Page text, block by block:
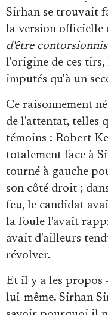
Sirhan se trouvait
la version officielle
d'être
l'origine de ces
imputés qu'à un
Ce raisonnement
de l'attentat, telles
témoins : Robert
totalement face à
tourné à gauche
son côté droit ;
feu, le candidat
la foule l'avait
avait d'ailleurs
révolver.
Et il y a les propos
lui-même. Sirhan